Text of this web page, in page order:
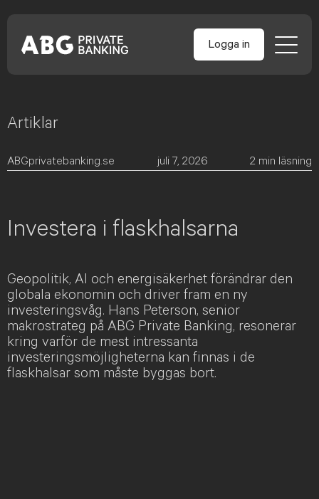
Skip
content
Logga in
Artiklar
ABGprivatebanking.se juli 7, 2026 2 min läsning
Investera i flaskhalsarna
Geopolitik, AI och energisäkerhet förändrar den
globala ekonomin och driver fram en ny
investeringsvåg. Hans Peterson, senior
makrostrateg på ABG Private Banking, resonerar
kring varför de mest intressanta
investeringsmöjligheterna kan finnas i de
flaskhalsar som måste byggas bort.